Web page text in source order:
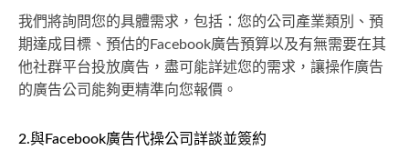
我們將詢問您的具體需求，包括：您的公司產業類別、預
期達成目標、預估的Facebook廣告預算以及有無需要在其
他社群平台投放廣告，盡可能詳述您的需求，讓操作廣告
的廣告公司能夠更精準向您報價。
2.與Facebook廣告代操公司詳談並簽約